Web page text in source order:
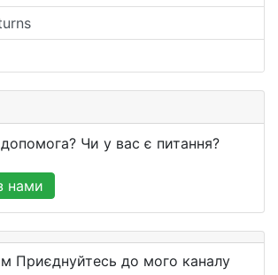
Чи у вас є питання?
нами
Приєднуйтесь до мого каналу